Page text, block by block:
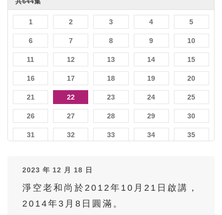
1 2 3 4 5
6 7 8 9 10
11 12 13 14 15
16 17 18 19 20
21 22 23 24 25
26 27 28 29 30
31 32 33 34 35
41 42
46 47 48 49 50
52 53
2023 年 12 月 18 日
淨空老和尚於2012年10月21日啟講，
2014年3月8日圓滿。